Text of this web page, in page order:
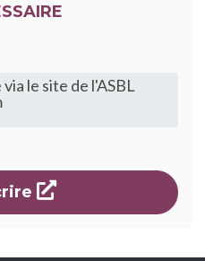
le site de l'ASBL
s'ouvre dans